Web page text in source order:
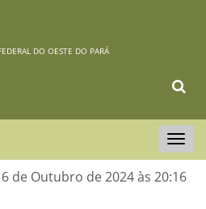
DO OESTE DO PARÁ
Toggle
de Outubro de 2024 às 20:16